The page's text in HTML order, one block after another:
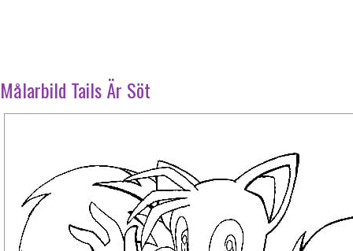
Målarbild Tails Är Söt